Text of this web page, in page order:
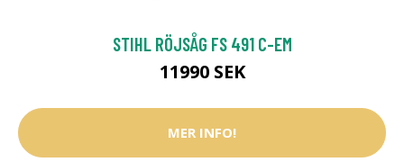
STIHL RÖJSÅG FS 491 C-EM
11990 SEK
MER INFO!